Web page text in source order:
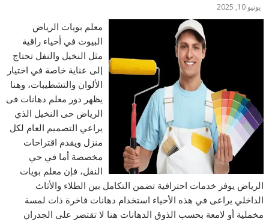
يونيو 10, 2025
معلم بويات الرياض
البيوت في أحياء راقية
مثل النخيل والنفل تحتاج
إلى عناية خاصة في اختيار
الألوان والتشطيبات، وهنا
يظهر دور معلم دهانات فى
الرياض حى النخيل الذي
يراعي التصميم العام لكل
منزل ويقدم اقتراحات
مخصصة أما في حي
النفل، فإن معلم بويات
الرياض يوفر خدمات احترافية تضمن التكامل بين الطلاء والأثاث
الداخلي يراعى في هذه الأحياء استخدام دهانات فاخرة ذات لمسة
مخملية أو لامعة بحسب الذوق الدهانات هنا لا تقتصر على الجدران